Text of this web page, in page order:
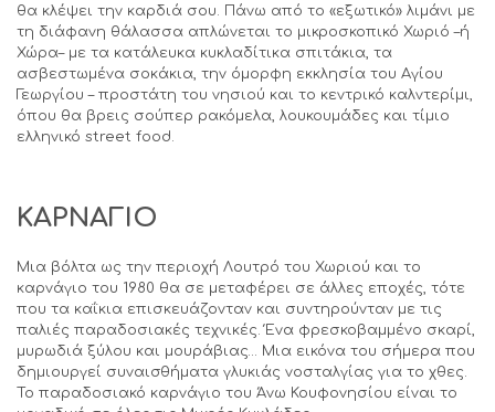
θα κλέψει την καρδιά σου. Πάνω από το «εξωτικό» λιμάνι με
τη διάφανη θάλασσα απλώνεται το μικροσκοπικό Χωριό –ή
Χώρα– με τα κατάλευκα κυκλαδίτικα σπιτάκια, τα
ασβεστωμένα σοκάκια, την όμορφη εκκλησία του Αγίου
Γεωργίου – προστάτη του νησιού και το κεντρικό καλντερίμι,
όπου θα βρεις σούπερ ρακόμελα, λουκουμάδες και τίμιο
ελληνικό street food.
ΚΑΡΝΑΓΙΟ
Μια βόλτα ως την περιοχή Λουτρό του Χωριού και το
καρνάγιο του 1980 θα σε μεταφέρει σε άλλες εποχές, τότε
που τα καΐκια επισκευάζονταν και συντηρούνταν με τις
παλιές παραδοσιακές τεχνικές. Ένα φρεσκοβαμμένο σκαρί,
μυρωδιά ξύλου και μουράβιας… Μια εικόνα του σήμερα που
δημιουργεί συναισθήματα γλυκιάς νοσταλγίας για το χθες.
Το παραδοσιακό καρνάγιο του Άνω Κουφονησίου είναι το